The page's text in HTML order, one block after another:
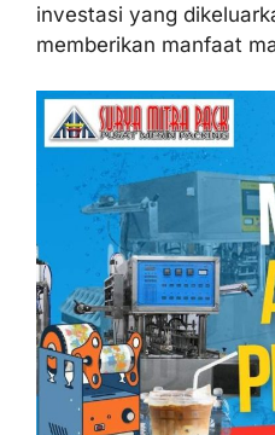
investasi yang
memberikan manfaat